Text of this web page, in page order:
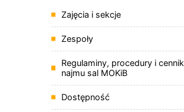
Menu
Zajęcia i sekcje
Zespoły
Regulaminy, procedury i cennik
najmu sal MOKiB
Dostępność